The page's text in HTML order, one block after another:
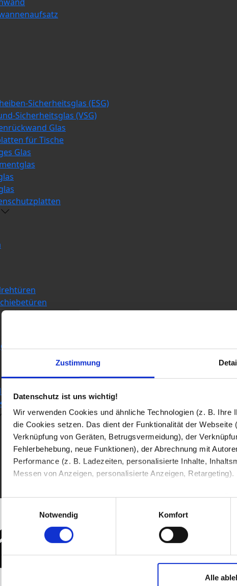
Zustimmung
Datenschutz ist uns wichtig!
Wir verwenden Cookies und ähnliche Technologien (z. B.
die Cookies setzen. Das dient der Funktionalität der
Verknüpfung von Geräten, Betrugsvermeidung), der
Fehlerbehebung, neue Funktionen), der Abrechnung mit
Performance (z. B. Ladezeiten, personalisierte Inhalte,
Messen von Anzeigen, personalisierte Anzeigen, Retargeting).
Die Einzelheiten können Sie unter Datenschutz nachlesen.
die eingesetzten Technologien und Partner erfahren und die
Indem Sie auf den Button "Zustimmen" klicken, willigen Sie in
Notwendig
Komfort
Alle
Sicherheitsglas (ESG)
Sicherheitsglas (VSG)
Glas
für Tische
Glas
Klimaanlagen